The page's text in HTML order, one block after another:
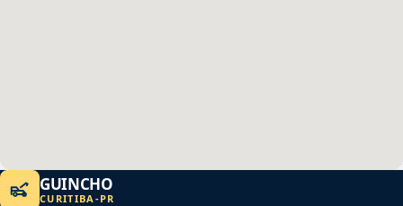
GUINCHO
CURITIBA -PR